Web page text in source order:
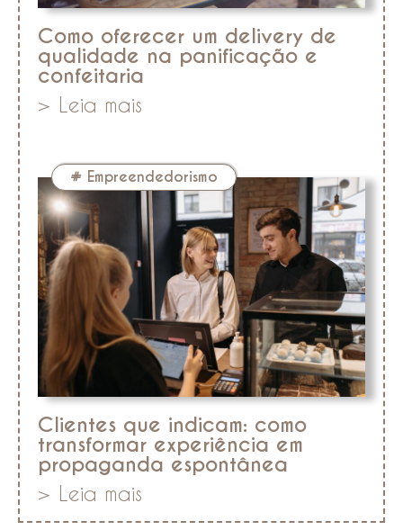
Como oferecer um delivery de
qualidade na panificação e
confeitaria
> Leia mais
# Empreendedorismo
Clientes que indicam: como
transformar experiência em
propaganda espontânea
> Leia mais